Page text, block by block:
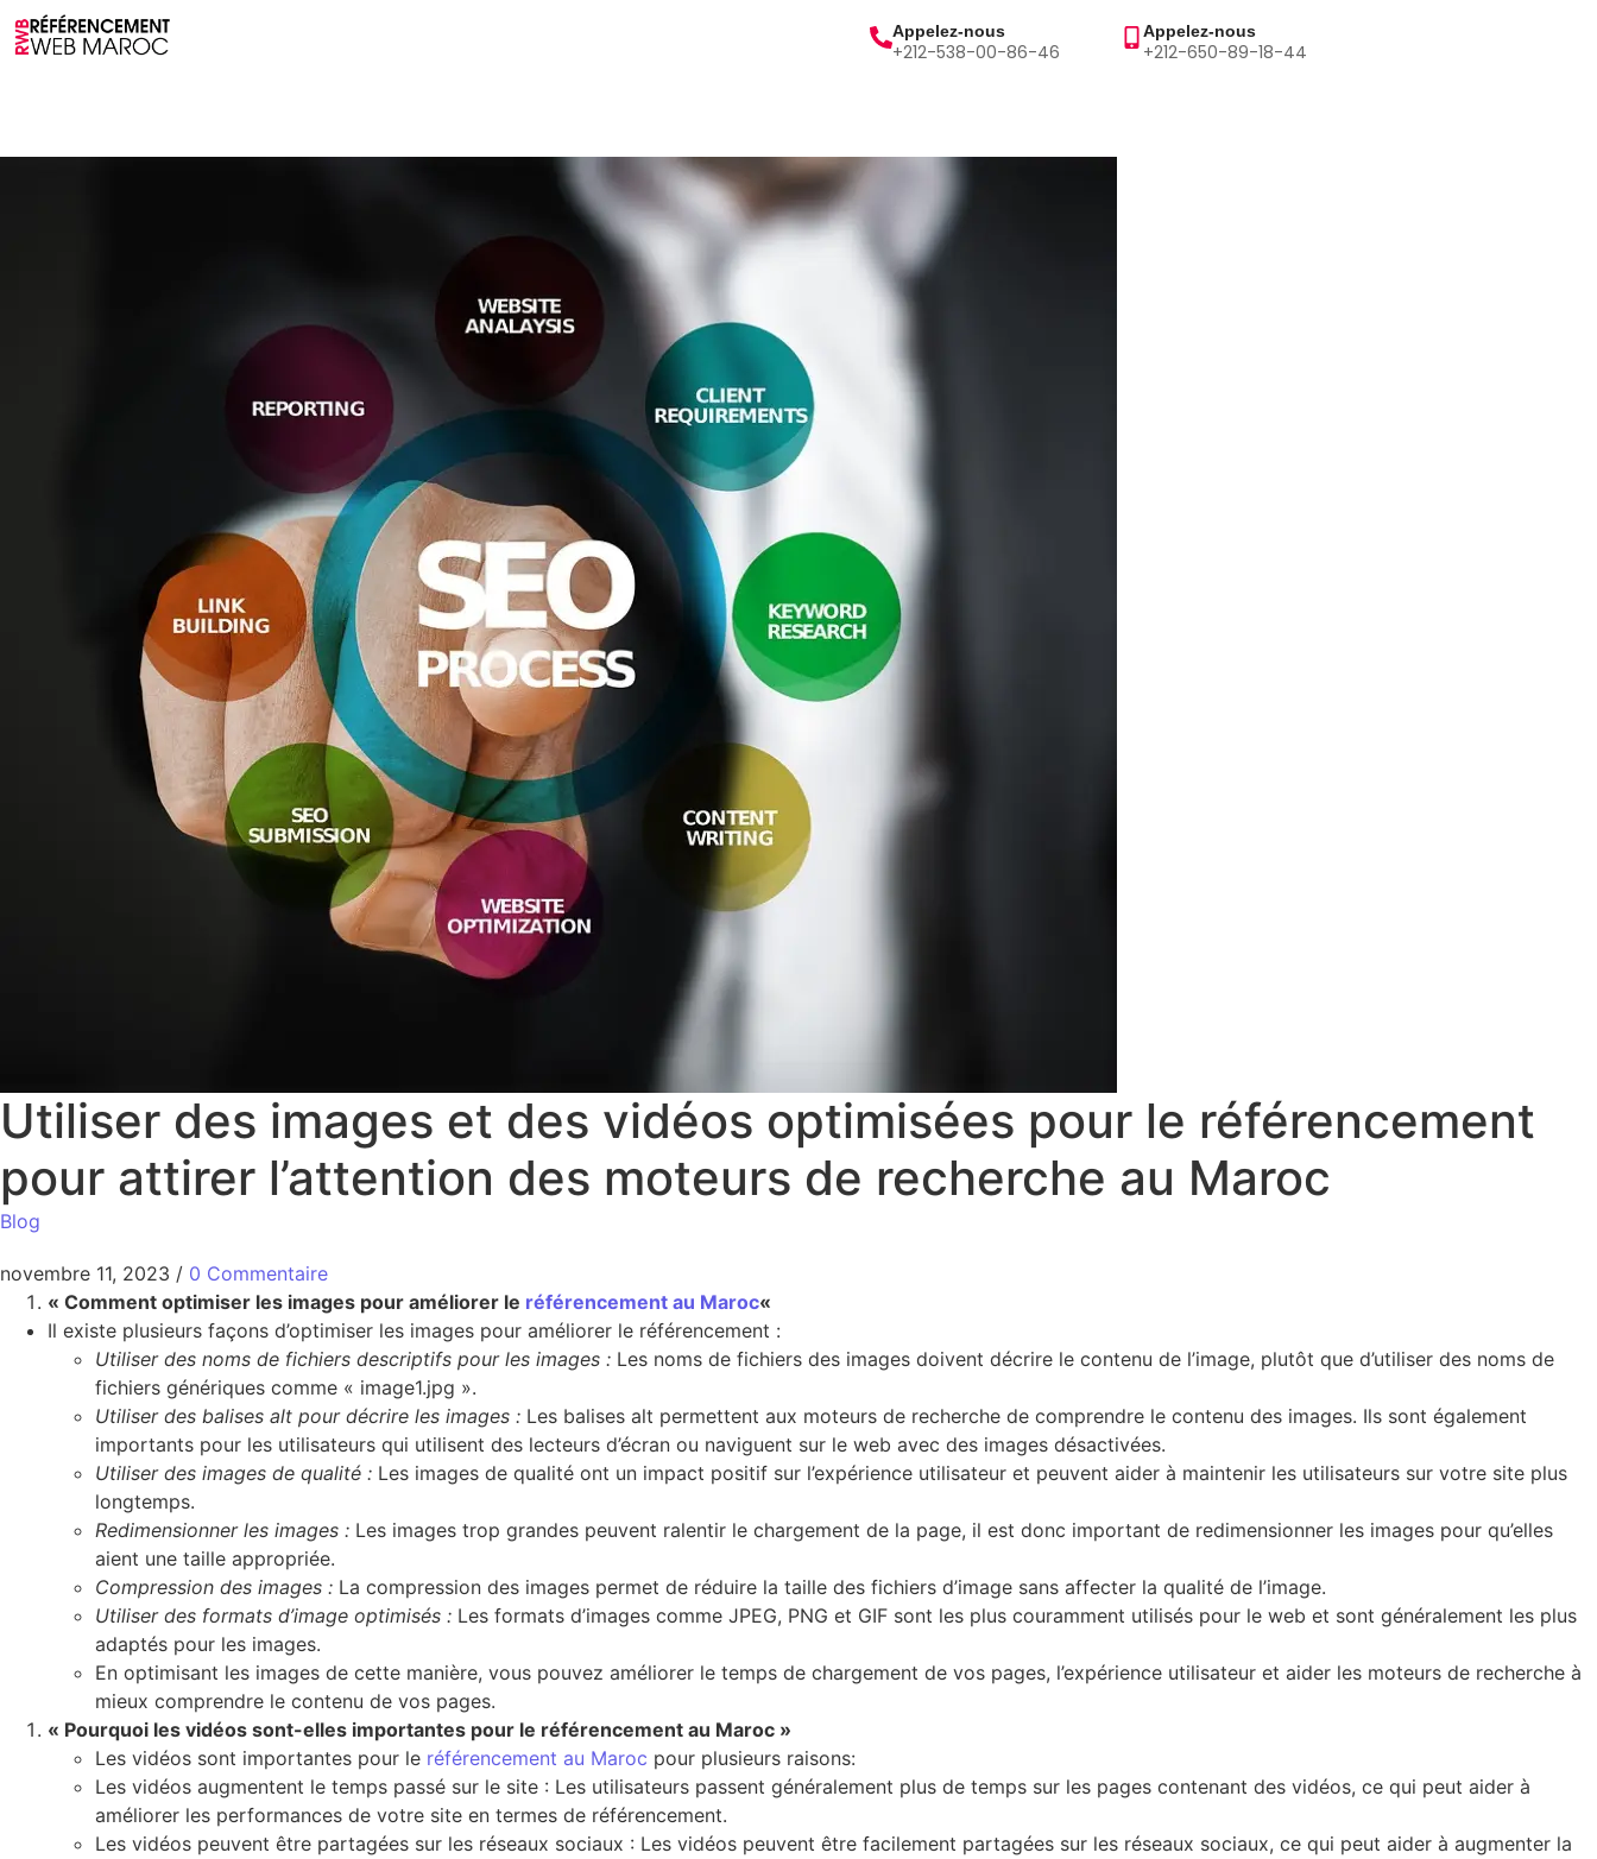
Appelez-nous
+212-538-00-86-46
Appelez-nous
+212-650-89-18-44
Utiliser des images et des vidéos optimisées pour le référencement
pour attirer l’attention des moteurs de recherche au Maroc
Blog
novembre 11, 2023 / 0 Commentaire
« Comment optimiser les images pour améliorer le référencement au Maroc«
Il existe plusieurs façons d’optimiser les images pour améliorer le référencement :
Utiliser des noms de fichiers descriptifs pour les images : Les noms de fichiers des images doivent décrire le contenu de l’image, plutôt que d’utiliser des noms de
fichiers génériques comme « image1.jpg ».
Utiliser des balises alt pour décrire les images : Les balises alt permettent aux moteurs de recherche de comprendre le contenu des images. Ils sont également
importants pour les utilisateurs qui utilisent des lecteurs d’écran ou naviguent sur le web avec des images désactivées.
Utiliser des images de qualité : Les images de qualité ont un impact positif sur l’expérience utilisateur et peuvent aider à maintenir les utilisateurs sur votre site plus
longtemps.
Redimensionner les images : Les images trop grandes peuvent ralentir le chargement de la page, il est donc important de redimensionner les images pour qu’elles
aient une taille appropriée.
Compression des images : La compression des images permet de réduire la taille des fichiers d’image sans affecter la qualité de l’image.
Utiliser des formats d’image optimisés : Les formats d’images comme JPEG, PNG et GIF sont les plus couramment utilisés pour le web et sont généralement les plus
adaptés pour les images.
En optimisant les images de cette manière, vous pouvez améliorer le temps de chargement de vos pages, l’expérience utilisateur et aider les moteurs de recherche à
mieux comprendre le contenu de vos pages.
« Pourquoi les vidéos sont-elles importantes pour le référencement au Maroc »
Les vidéos sont importantes pour le référencement au Maroc pour plusieurs raisons:
Les vidéos augmentent le temps passé sur le site : Les utilisateurs passent généralement plus de temps sur les pages contenant des vidéos, ce qui peut aider à
améliorer les performances de votre site en termes de référencement.
Les vidéos peuvent être partagées sur les réseaux sociaux : Les vidéos peuvent être facilement partagées sur les réseaux sociaux, ce qui peut aider à augmenter la